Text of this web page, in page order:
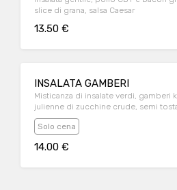
slice di grana, salsa Caesar
13.50 €
INSALATA GAMBERI
Misticanza di insalate verdi, gamberi
julienne di zucchine crude, semi
pepe. Servita con focaccia calda fatta
Solo cena
14.00 €